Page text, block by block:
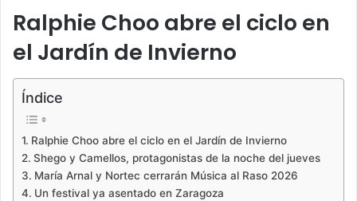
Ralphie Choo abre el ciclo en
el Jardín de Invierno
Índice
Ralphie Choo abre el ciclo en el Jardín de Invierno
Shego y Camellos, protagonistas de la noche del jueves
María Arnal y Nortec cerrarán Música al Raso 2026
Un festival ya asentado en Zaragoza